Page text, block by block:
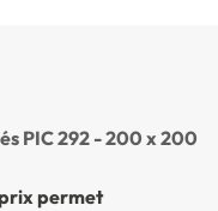
PIC 292 - 200 x 200
permet